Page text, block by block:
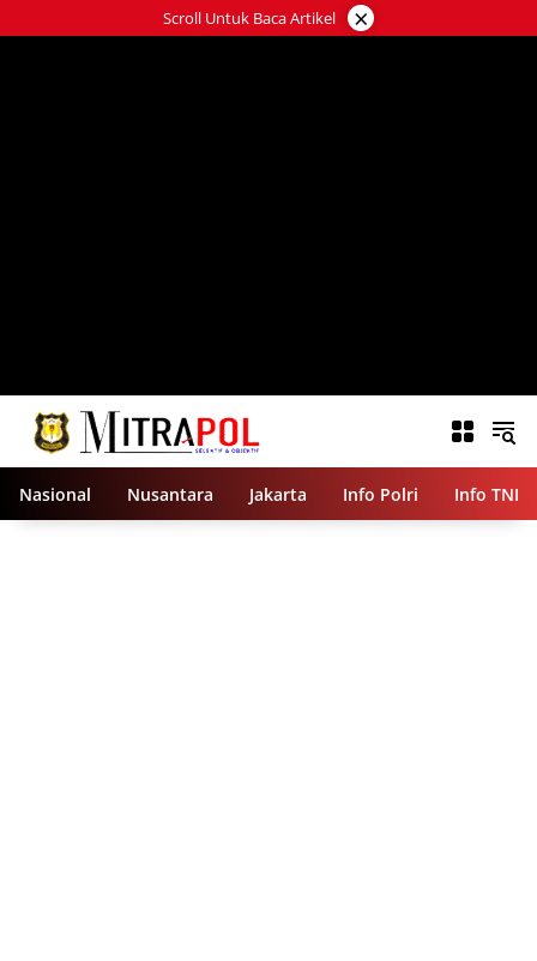
ke
Scroll Untuk Baca Artikel ×
Nasional Nusantara Jakarta Info Polri Info TNI